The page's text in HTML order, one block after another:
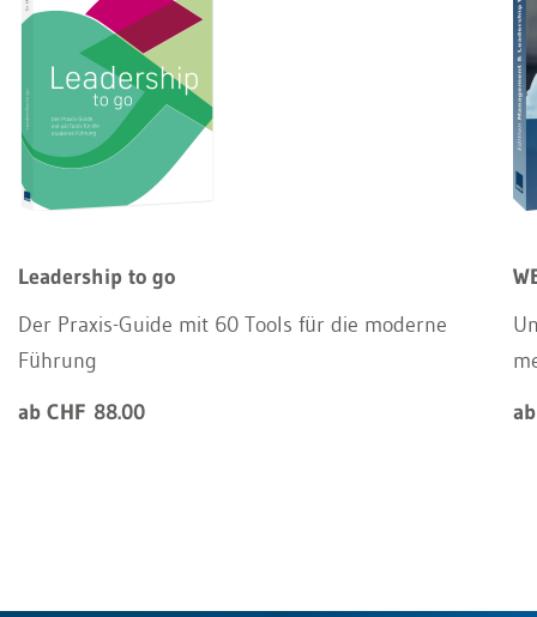
Leadership to go
Der Praxis-Guide mit 60 Tools für die moderne
Führung
ab CHF 88.00